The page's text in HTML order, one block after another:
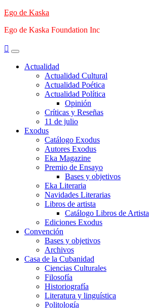
Saltar
contenido
Ego de Kaska
Ego de Kaska Foundation Inc
Menú
principal
Actualidad
Actualidad Cultural
Actualidad Poética
Actualidad Política
Opinión
Críticas y Reseñas
11 de julio
Exodus
Catálogo Exodus
Autores Exodus
Eka Magazine
Premio de Ensayo
Bases y objetivos
Eka Literaria
Navidades Literarias
Libros de artista
Catálogo Libros de Artista
Ediciones Exodus
Convención
Bases y objetivos
Archivos
Casa de la Cubanidad
Ciencias Culturales
Filosofía
Historiografía
Literatura y linguística
Politología